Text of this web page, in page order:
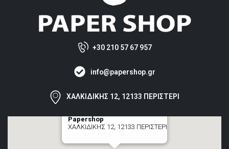
+30 210 57 67 957
info@papershop.gr
ΧΑΛΚΙΔΙΚΗΣ 12, 12133 ΠΕΡΙΣΤΕΡΙ
Papershop
ΧΑΛΚΙΔΙΚΗΣ 12, 12133 ΠΕΡΙΣΤΕΡΙ